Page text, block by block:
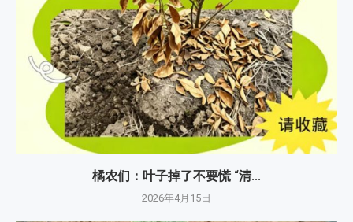
橘农们：叶子掉了不要慌 “清...
2026年4月15日